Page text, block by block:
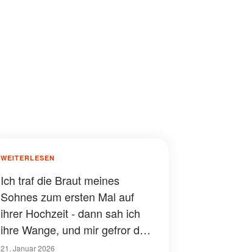
WEITERLESEN
Ich traf die Braut meines
Sohnes zum ersten Mal auf
ihrer Hochzeit - dann sah ich
ihre Wange, und mir gefror das
Blut in den Adern
21. Januar 2026